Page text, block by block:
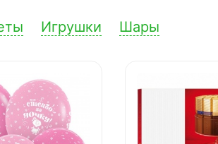
Игрушки Шары